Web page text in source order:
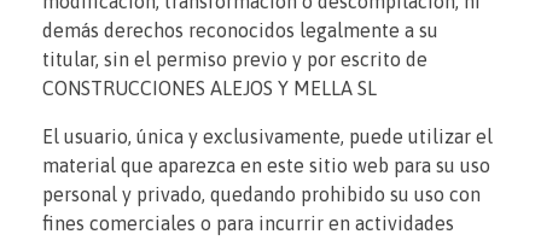
demás derechos reconocidos legalmente a su
titular, sin el permiso previo y por escrito de
CONSTRUCCIONES ALEJOS Y MELLA SL
El usuario, única y exclusivamente, puede utilizar el
material que aparezca en este sitio web para su uso
personal y privado, quedando prohibido su uso con
fines comerciales o para incurrir en actividades